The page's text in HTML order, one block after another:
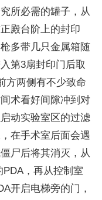
所必需的罐子，从
殿台阶上的封印
多带几只金属箱随
第3扇封印门后取
方两侧有不少致命
术看好间隙冲到对
动实验室区的过滤
在手术室后面会遇
尸后将其消灭，从
，再从控制室
开启电梯旁的门，